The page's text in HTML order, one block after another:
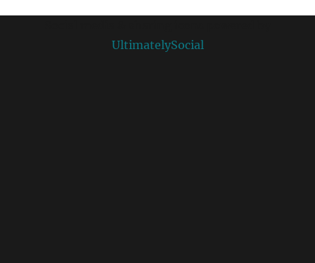
UltimatelySocial